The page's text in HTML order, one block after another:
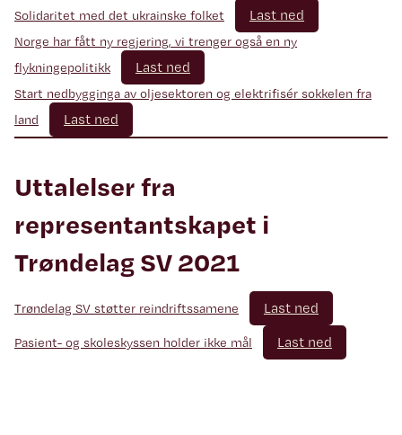
Solidaritet med det ukrainske folket Last ned
Norge har fått ny regjering, vi trenger også en ny
flykningepolitikk
Last ned
Start nedbygginga av oljesektoren og elektrifisér sokkelen fra
land
Last ned
Uttalelser fra
representantskapet i
Trøndelag SV 2021
Trøndelag SV støtter reindriftssamene Last ned
Pasient- og skoleskyssen holder ikke mål Last ned